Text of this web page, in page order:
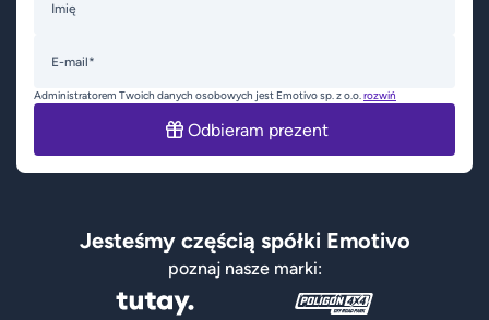
Imię
E-mail*
Administratorem Twoich danych osobowych jest Emotivo sp. z o.o.rozwiń
Odbieram prezent
Jesteśmy częścią spółki Emotivo
poznaj nasze marki: